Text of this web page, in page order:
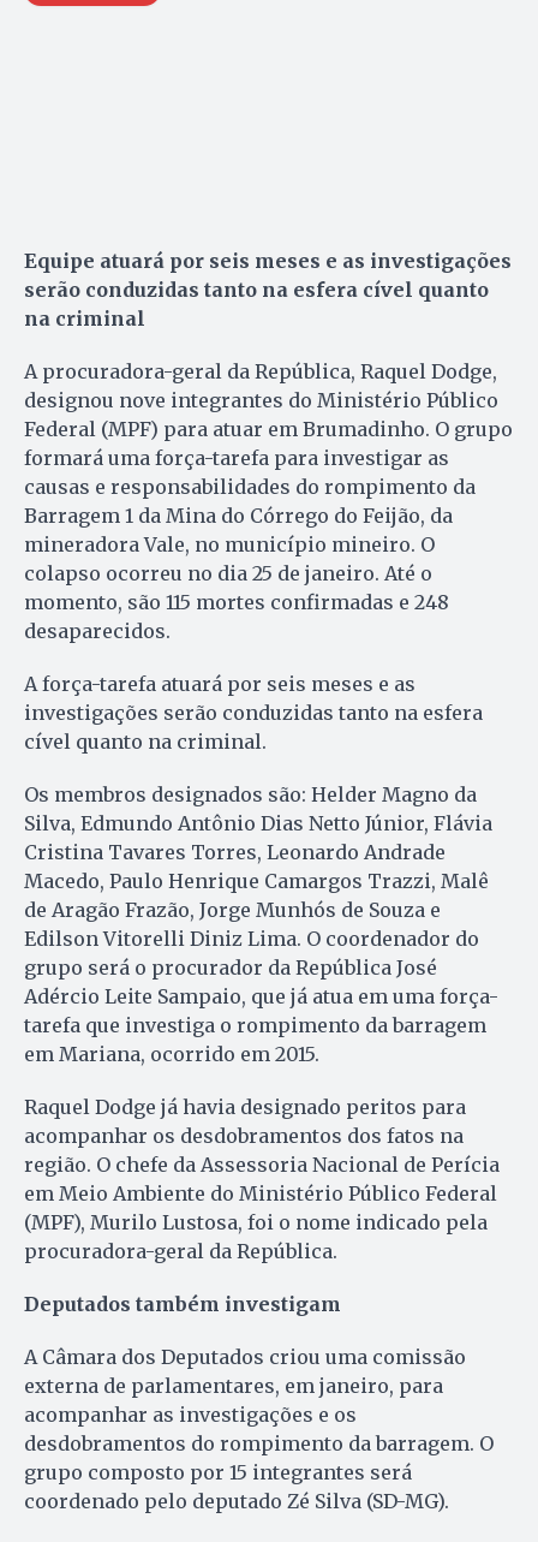
Equipe atuará por seis meses e as investigações
serão conduzidas tanto na esfera cível quanto
na criminal
A procuradora-geral da República, Raquel Dodge,
designou nove integrantes do Ministério Público
Federal (MPF) para atuar em Brumadinho. O grupo
formará uma força-tarefa para investigar as
causas e responsabilidades do rompimento da
Barragem 1 da Mina do Córrego do Feijão, da
mineradora Vale, no município mineiro. O
colapso ocorreu no dia 25 de janeiro. Até o
momento, são 115 mortes confirmadas e 248
desaparecidos.
A força-tarefa atuará por seis meses e as
investigações serão conduzidas tanto na esfera
cível quanto na criminal.
Os membros designados são: Helder Magno da
Silva, Edmundo Antônio Dias Netto Júnior, Flávia
Cristina Tavares Torres, Leonardo Andrade
Macedo, Paulo Henrique Camargos Trazzi, Malê
de Aragão Frazão, Jorge Munhós de Souza e
Edilson Vitorelli Diniz Lima. O coordenador do
grupo será o procurador da República José
Adércio Leite Sampaio, que já atua em uma força-
tarefa que investiga o rompimento da barragem
em Mariana, ocorrido em 2015.
Raquel Dodge já havia designado peritos para
acompanhar os desdobramentos dos fatos na
região. O chefe da Assessoria Nacional de Perícia
em Meio Ambiente do Ministério Público Federal
(MPF), Murilo Lustosa, foi o nome indicado pela
procuradora-geral da República.
Deputados também investigam
A Câmara dos Deputados criou uma comissão
externa de parlamentares, em janeiro, para
acompanhar as investigações e os
desdobramentos do rompimento da barragem. O
grupo composto por 15 integrantes será
coordenado pelo deputado Zé Silva (SD-MG).